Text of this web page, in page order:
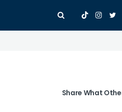
Share What